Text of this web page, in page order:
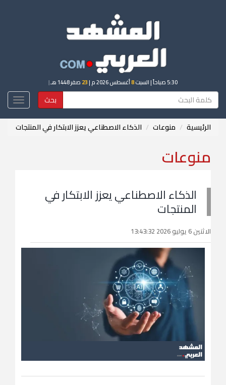
5:30 صباحاً | السبت8أغسطس 2026 م | 23 صفر 1448 هـ |
بحث
الرئيسية منوعات الذكاء الاصطناعي يعزز الابتكار في المنتجات
منوعات
الذكاء الاصطناعي يعزز الابتكار في
المنتجات
الاثنين 6 يوليو 2026 13:43:32